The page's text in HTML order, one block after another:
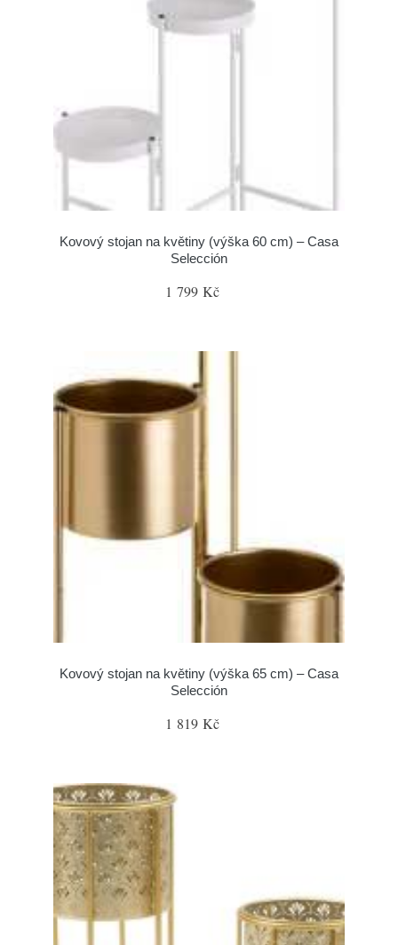
Kovový stojan na květiny (výška 60 cm) – Casa
Selección
1 799 Kč
Kovový stojan na květiny (výška 65 cm) – Casa
Selección
1 819 Kč